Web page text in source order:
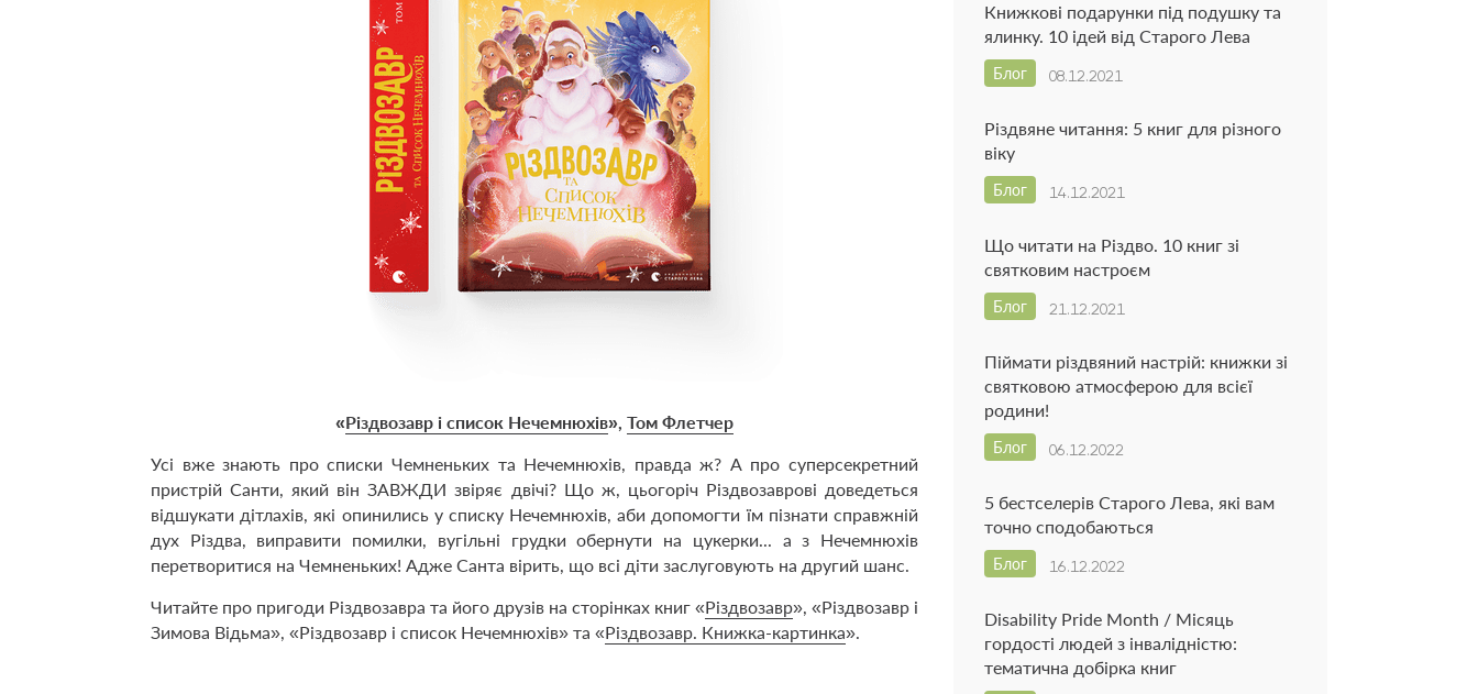
«Різдвозавр і список Нечемнюхів», Том Флетчер
Усі вже знають про списки Чемненьких та Нечемнюхів, правда ж? А про суперсекретний
пристрій Санти, який він ЗАВЖДИ звіряє двічі? Що ж, цьогоріч Різдвозаврові доведеться
відшукати дітлахів, які опинились у списку Нечемнюхів, аби допомогти їм пізнати справжній
дух Різдва, виправити помилки, вугільні грудки обернути на цукерки... а з Нечемнюхів
перетворитися на Чемненьких! Адже Санта вірить, що всі діти заслуговують на другий шанс.
Читайте про пригоди Різдвозавра та його друзів на сторінках книг «Різдвозавр», «Різдвозавр і
Зимова Відьма», «Різдвозавр і список Нечемнюхів» та «Різдвозавр. Книжка-картинка».
Книжкові подарунки під подушку та
ялинку. 10 ідей від Старого Лева
08.12.2021
Блог
Різдвяне читання: 5 книг для різного
віку
14.12.2021
Блог
Що читати на Різдво. 10 книг зі
святковим настроєм
21.12.2021
Блог
Піймати різдвяний настрій: книжки зі
святковою атмосферою для всієї
родини!
06.12.2022
Блог
5 бестселерів Старого Лева, які вам
точно сподобаються
16.12.2022
Блог
Disability Pride Month / Місяць
гордості людей з інвалідністю:
тематична добірка книг